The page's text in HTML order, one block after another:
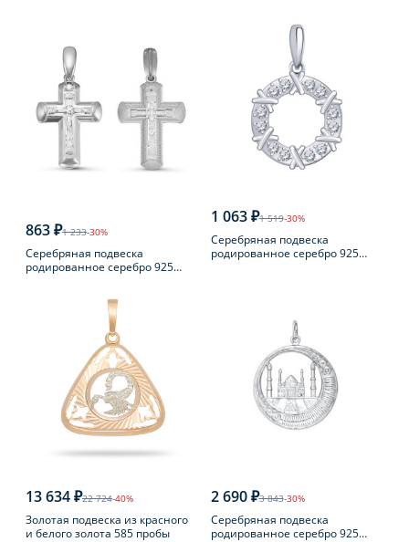
863 ₽1 233-30%
Серебряная подвеска
родированное серебро 925
1 063 ₽1 519-30%
Серебряная подвеска
родированное серебро 925
13 634 ₽22 724-40%
Золотая подвеска из красного
и белого золота 585 пробы
2 690 ₽3 843-30%
Серебряная подвеска
родированное серебро 925